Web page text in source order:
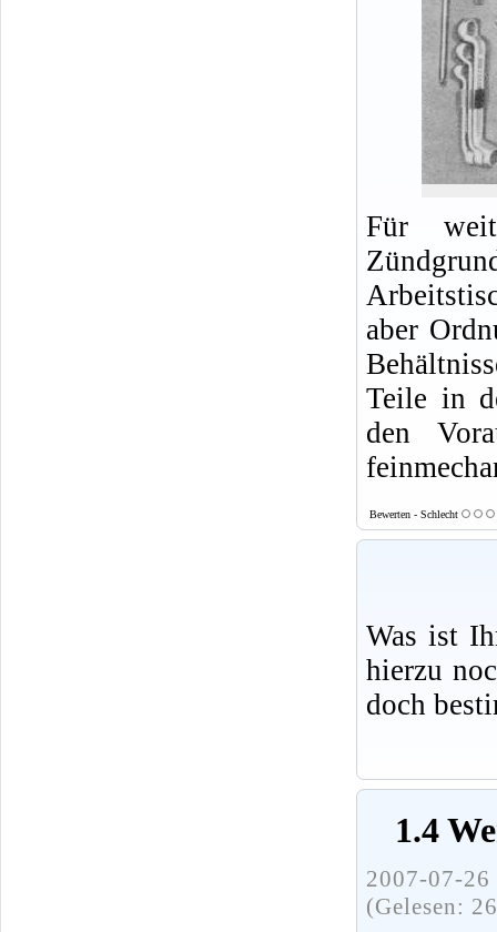
Für
aber
Teile in
den
Bewerten - Schlecht
Was ist
hierzu
doch
1.4
2007-07-
(Gelesen: